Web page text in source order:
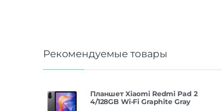
Рекомендуемые товары
Планшет Xiaomi Redmi Pad 2
4/128GB Wi-Fi Graphite Gray